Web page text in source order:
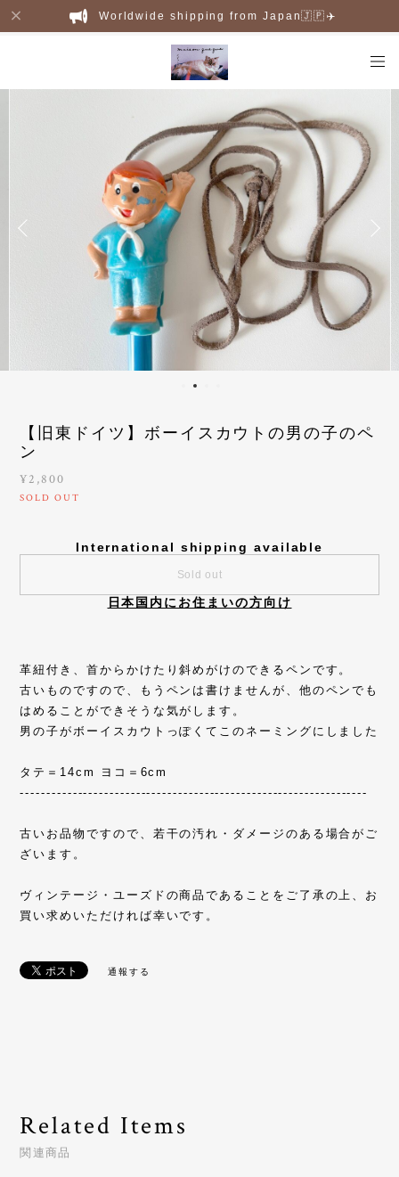
Worldwide shipping from Japan🇯🇵✈️
【旧東ドイツ】ボーイスカウトの男の子のペ
ン
¥2,800
SOLD OUT
International shipping available
Sold out
日本国内にお住まいの方向け
革紐付き、首からかけたり斜めがけのできるペンです。
古いものですので、もうペンは書けませんが、他のペンでも
はめることができそうな気がします。
男の子がボーイスカウトっぽくてこのネーミングにしました
タテ＝14cm ヨコ＝6cm
------------------------------------------------------------------
古いお品物ですので、若干の汚れ・ダメージのある場合がご
ざいます。
ヴィンテージ・ユーズドの商品であることをご了承の上、お
買い求めいただければ幸いです。
通報する
Related Items
関連商品